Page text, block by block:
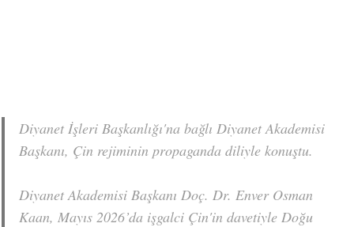
Diyanet İşleri Başkanlığı'na bağlı Diyanet Akademisi
Başkanı, Çin rejiminin propaganda diliyle konuştu.
Diyanet Akademisi Başkanı Doç. Dr. Enver Osman
Kaan, Mayıs 2026’da işgalci Çin'in davetiyle Doğu